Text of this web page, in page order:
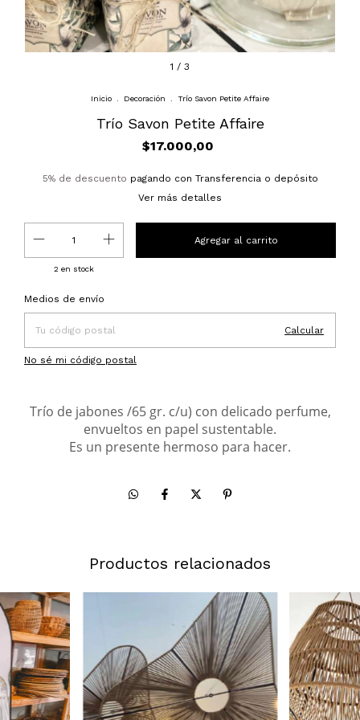
1 / 3
Inicio Decoración Trío Savon Petite Affaire
Trío Savon Petite Affaire
$17.000,00
5% de descuento pagando con Transferencia o depósito
Ver más detalles
2 en stock
Entregas para el CP:
Medios de envío
Calcular
No sé mi código postal
Trío de jabones /65 gr. c/u) con delicado perfume,
envueltos en papel sustentable.
Es un presente hermoso para hacer.
Productos relacionados